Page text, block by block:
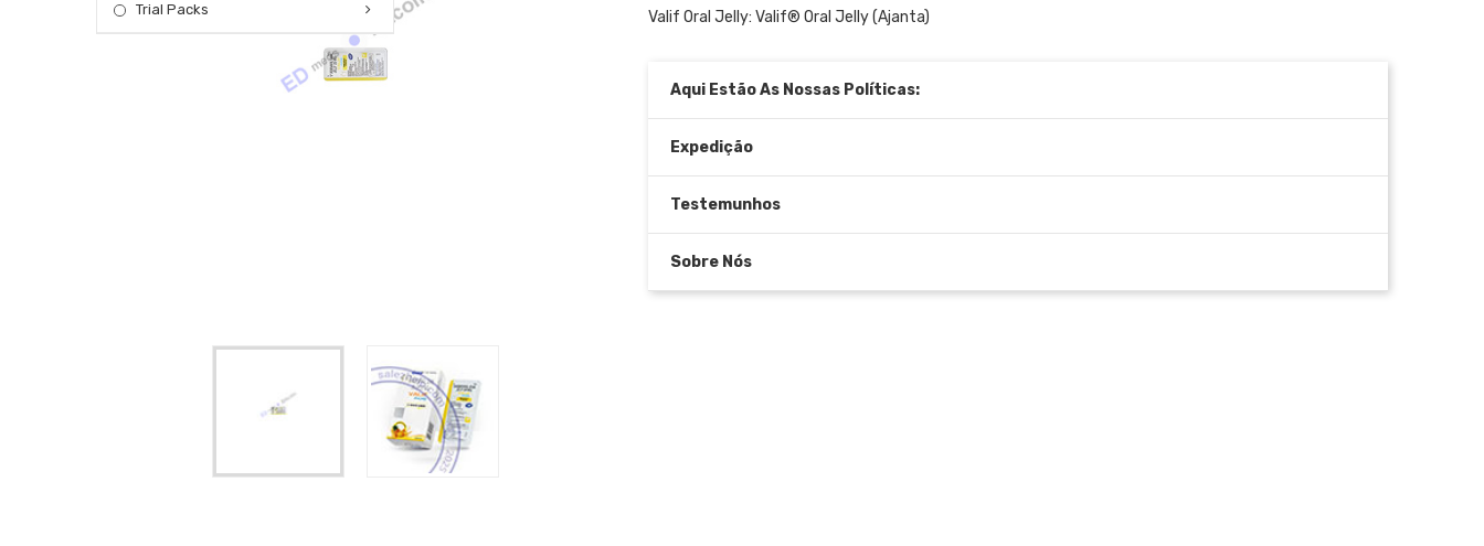
Trial Packs Valif Oral Jelly: Valif® Oral Jelly(Ajanta)
Aqui Estão As Nossas Políticas:
Expedição
Testemunhos
Sobre Nós